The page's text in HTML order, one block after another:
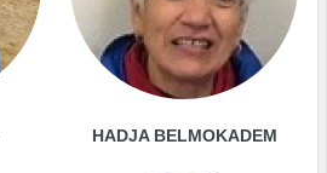
HADJA BELMOKADEM